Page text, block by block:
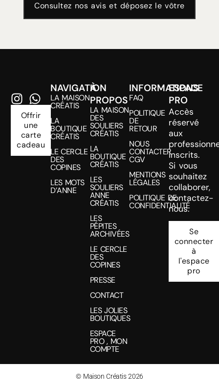
Consultez nos avis et déposez le vôtre
Offrir
une
carte
cadeau
NAVIGATION
LA MAISON
CRÉATIS
LA
BOUTIQUE
CRÉATIS
LE CERCLE
DES
COPINES
LES MOTS
D’ANNE
À
PROPOS
LA MAISON
DES
SOULIERS
CRÉATIS
LA
BOUTIQUE
CRÉATIS
LES
SOULIERS
ANNE
CRÉATIS
LES
PÉPITES
ARCHIVÉES
LE CERCLE
DES
COPINES
PRESSE
CONTACT
LES JOLIES
BOUTIQUES
ESPACE
PRO , MON
COMPTE
INFORMATIONS
FAQ
POLITIQUE
DE
RETOUR
NOUS
CONTACTER
CGV
MENTIONS
LÉGALES
POLITIQUE DE
CONFIDENTIALITÉ
ESPACE
PRO
Accès
réservé
aux
inscrits.
Si vous
souhaitez
collaborer,
contactez-
nous.
Se
connecter
à
l'espace
pro
© Maison Créatis 2026